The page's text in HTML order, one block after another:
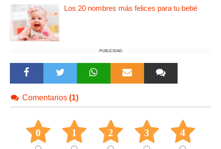
Los 20 nombres más felices para tu bebé
PUBLICIDAD
Comentarios (1)
0 1 2 3 4